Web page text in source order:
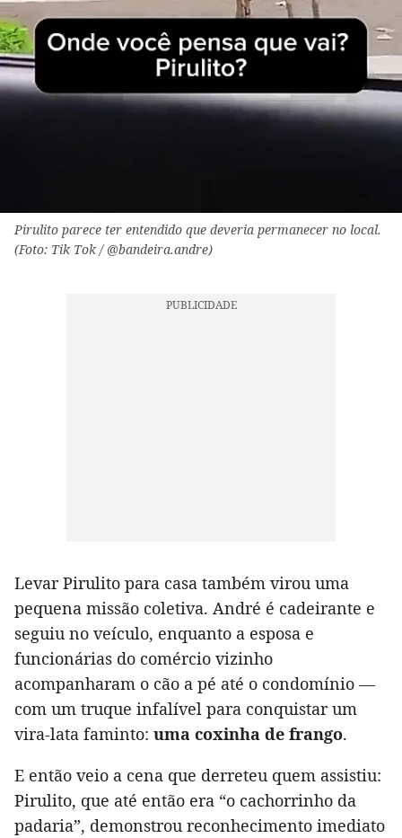
Pirulito parece ter entendido que deveria permanecer no local.
(Foto: Tik Tok / @bandeira.andre)
Levar Pirulito para casa também virou uma
pequena missão coletiva. André é cadeirante e
seguiu no veículo, enquanto a esposa e
funcionárias do comércio vizinho
acompanharam o cão a pé até o condomínio —
com um truque infalível para conquistar um
vira-lata faminto: uma coxinha de frango.
E então veio a cena que derreteu quem assistiu:
Pirulito, que até então era “o cachorrinho da
padaria”, demonstrou reconhecimento imediato